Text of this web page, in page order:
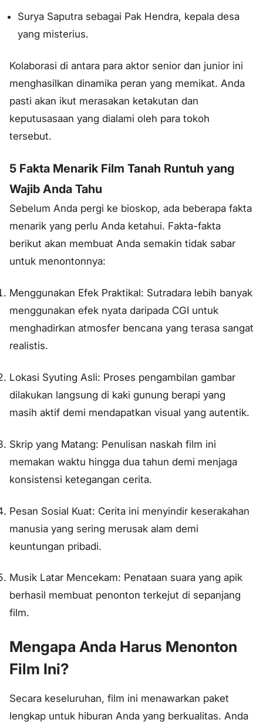
Surya Saputra sebagai Pak Hendra, kepala desa
yang misterius.
Kolaborasi di antara para aktor senior dan junior ini
menghasilkan dinamika peran yang memikat. Anda
pasti akan ikut merasakan ketakutan dan
keputusasaan yang dialami oleh para tokoh
tersebut.
5 Fakta Menarik Film Tanah Runtuh yang
Wajib Anda Tahu
Sebelum Anda pergi ke bioskop, ada beberapa fakta
menarik yang perlu Anda ketahui. Fakta-fakta
berikut akan membuat Anda semakin tidak sabar
untuk menontonnya:
Menggunakan Efek Praktikal: Sutradara lebih banyak
menggunakan efek nyata daripada CGI untuk
menghadirkan atmosfer bencana yang terasa sangat
realistis.
Lokasi Syuting Asli: Proses pengambilan gambar
dilakukan langsung di kaki gunung berapi yang
masih aktif demi mendapatkan visual yang autentik.
Skrip yang Matang: Penulisan naskah film ini
memakan waktu hingga dua tahun demi menjaga
konsistensi ketegangan cerita.
Pesan Sosial Kuat: Cerita ini menyindir keserakahan
manusia yang sering merusak alam demi
keuntungan pribadi.
Musik Latar Mencekam: Penataan suara yang apik
berhasil membuat penonton terkejut di sepanjang
film.
Mengapa Anda Harus Menonton
Film Ini?
Secara keseluruhan, film ini menawarkan paket
lengkap untuk hiburan Anda yang berkualitas. Anda